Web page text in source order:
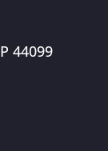
44099